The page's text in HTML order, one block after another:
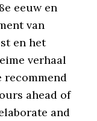
eeuw en
van
en het
verhaal
recommend
ahead of
and